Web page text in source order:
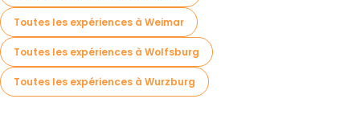
Toutes les expériences à Weimar
Toutes les expériences à Wolfsburg
Toutes les expériences à Wurzburg